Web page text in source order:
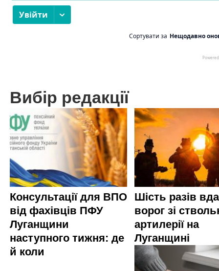
Вибір редакції
Консультації для ВПО
від фахівців ПФУ
Луганщини
наступного тижня: де
й коли
Шість разів
ворог зі
артилерії на
Луганщині